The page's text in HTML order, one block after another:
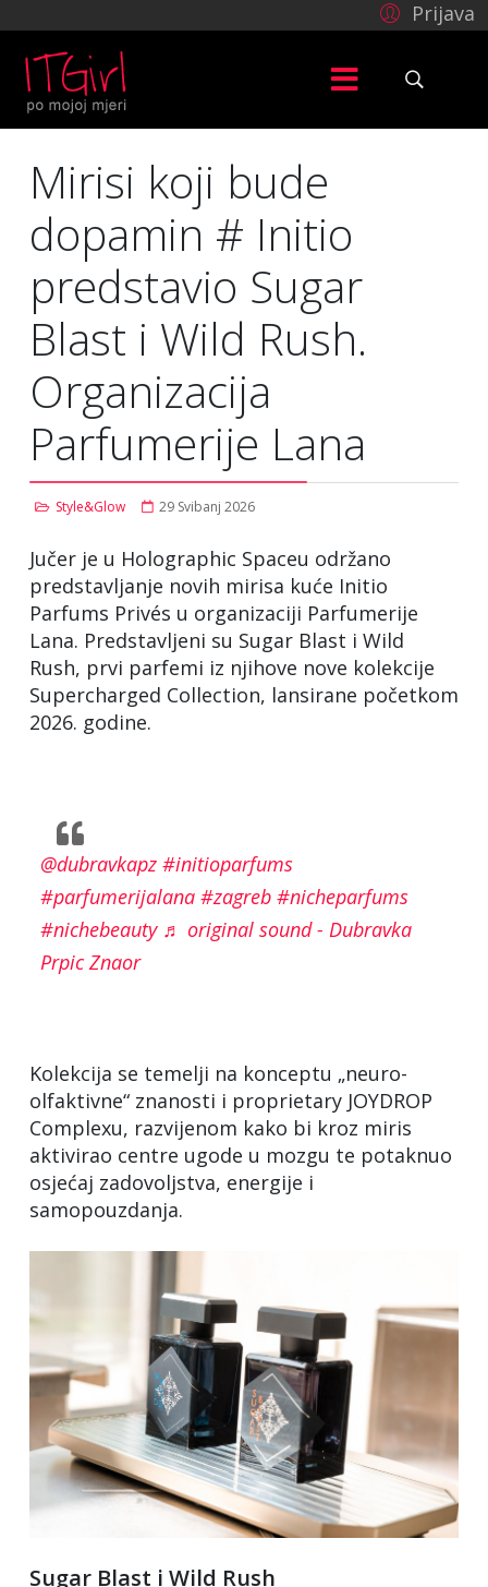
Prijava
Mirisi koji bude
dopamin # Initio
predstavio Sugar
Blast i Wild Rush.
Organizacija
Parfumerije Lana
Style&Glow 29 Svibanj 2026
Jučer je u Holographic Spaceu održano
predstavljanje novih mirisa kuće Initio
Parfums Privés u organizaciji Parfumerije
Lana. Predstavljeni su Sugar Blast i Wild
Rush, prvi parfemi iz njihove nove kolekcije
Supercharged Collection, lansirane početkom
2026. godine.
@dubravkapz #initioparfums
#parfumerijalana #zagreb #nicheparfums
#nichebeauty ♬ original sound - Dubravka
Prpic Znaor
Kolekcija se temelji na konceptu „neuro-
olfaktivne“ znanosti i proprietary JOYDROP
Complexu, razvijenom kako bi kroz miris
aktivirao centre ugode u mozgu te potaknuo
osjećaj zadovoljstva, energije i
samopouzdanja.
Sugar Blast i Wild Rush